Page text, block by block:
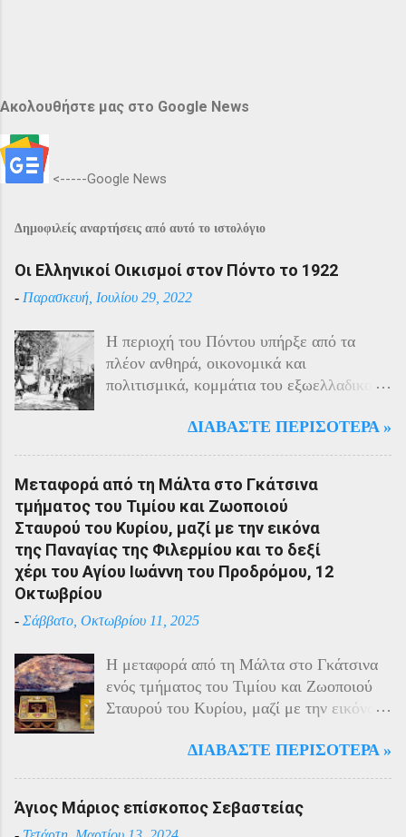
Ακολουθήστε μας στο Google News
<-----Google News
Δημοφιλείς αναρτήσεις από αυτό το ιστολόγιο
Οι Ελληνικοί Οικισμοί στον Πόντο το 1922
- Παρασκευή, Ιουλίου 29, 2022
Η περιοχή του Πόντου υπήρξε από τα
πλέον ανθηρά, οικονομικά και
πολιτισμικά, κομμάτια του εξωελλαδικού
40% του πληθυσμού της περιοχής και μαζί
με τους Αρμένιους πρωταγωνιστούσαν
στην οικονομική ζωή της. Ο πληθυσμός
του Πόντου είχε και αυτός στη διάρκεια
του πολέμου την ίδια τύχη με τον
υπόλοιπο μικρασιατικό πληθυσμό. Με την
είσοδο της Τουρκίας στον πόλεμο
πραγματοποιήθηκαν εκκενώσεις οικισμών,
οικογένειες των φυγοστράτων.
έδωσαν οι Πόντιοι στην καταπίεση με την
οργανωμένη αντίσταση των κατοίκων του.
Αντιδρώντας στις πιέσεις των Τούρκων
αντάρτες στα βουνά και να επιδίδονται σε
ανταρτοπόλεμο εναντίον του τακτικού
στρατού. Η κατάσταση ήταν καλύτερη
στην εκκλησιαστική περιφέρεια της
ΔΙΑΒΆΣΤΕ ΠΕΡΙΣΌΤΕΡΑ »
Μεταφορά από τη Μάλτα στο Γκάτσινα
τμήματος του Τιμίου και Ζωοποιού
Σταυρού του Κυρίου, μαζί με την εικόνα
της Παναγίας της Φιλερμίου και το δεξί
χέρι του Αγίου Ιωάννη του Προδρόμου, 12
Οκτωβρίου
- Σάββατο, Οκτωβρίου 11, 2025
Η μεταφορά από τη Μάλτα στο Γκάτσινα
ενός τμήματος του Τιμίου και Ζωοποιού
Σταυρού του Κυρίου, μαζί με την εικόνα
Φίλερμος στο νησί της Ρόδου) και το δεξί
χέρι του Αγίου Ιωάννη του Προδρόμου,
φυλάσσονταν στο νησί της Μάλτας από
ΔΙΑΒΆΣΤΕ ΠΕΡΙΣΌΤΕΡΑ »
Άγιος Μάριος επίσκοπος Σεβαστείας